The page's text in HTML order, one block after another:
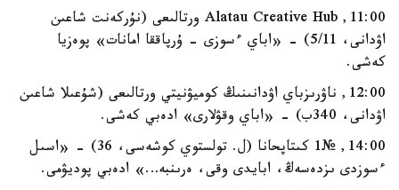
11:00, Alatau Creative Hub ورتالىعى (نۇركەنت شاعىن
اۋدانى، 5/11) - «اباي ءسوزى - ۇرپاققا امانات» پوەزيا
كەشى.
12:00, ناۋرىزباي اۋدانىنىڭ كوميۋنيتي ورتالىعى (شۇعىلا شاعىن
اۋدانى، 340ب) - «اباي وقۋلارى» ادەبي كەشى.
14:00, №1 كىتاپحانا (ل. تولستوي كوشەسى، 36) - «اسىل
ءسوزدى ىزدەسەڭ، ابايدى وقى، ەرىنبە…» ادەبي پوديۋمى.